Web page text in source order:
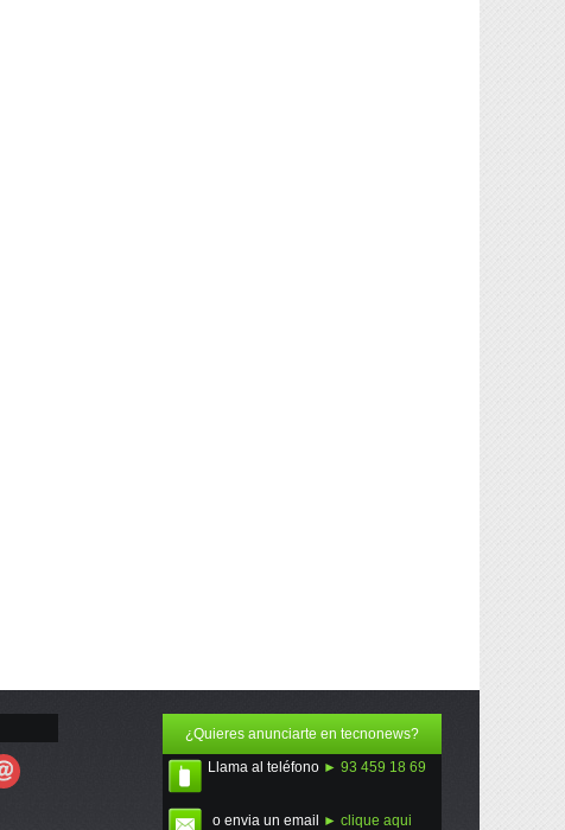
¿Quieres anunciarte en tecnonews?
Llama al teléfono ► 93 459 18 69
o envia un email ► clique aqui